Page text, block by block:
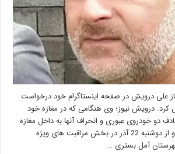
علی درویش در صفحه اینستاگرام خود درخواست
کرد. درویش نیوز؛ وی هنگامی که در مغازه خود
دو خودروی عبوری و انحراف آنها به داخل مغازه
اش آسیب سختی دیده و از دوشنبه 22 آذر در بخش مراقبت های ویژه